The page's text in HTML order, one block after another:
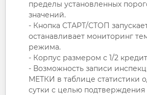
пределы установленных
значений.
- Кнопка СТАРТ/СТОП
останавливает мониторинг
режима.
- Корпус размером с 1/2
- Возможность записи
МЕТКИ в таблице статистики
сутки с целью